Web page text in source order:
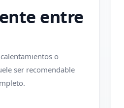
entre
o
ser recomendable